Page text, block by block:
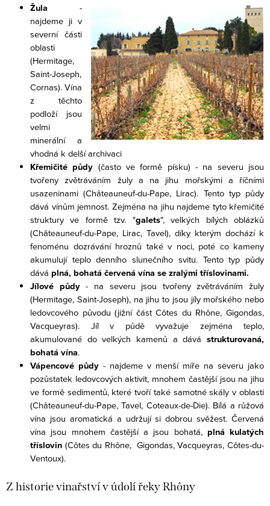
Žula -
najdeme ji v
severní části
oblasti
(Hermitage,
Saint-Joseph,
Cornas). Vína
z těchto
podloží jsou
velmi
minerální a
vhodná k delší archivaci
Křemičité půdy (často ve formě písku) - na severu jsou
tvořeny zvětráváním žuly a na jihu mořskými a říčními
usazeninami (Châteauneuf-du-Pape, Lirac). Tento typ půdy
dává vínům jemnost. Zejména na jihu najdeme tyto křemičité
struktury ve formě tzv. "galets", velkých bílých oblázků
(Châteauneuf-du-Pape, Lirac, Tavel), díky kterým dochází k
fenoménu dozrávání hroznů také v noci, poté co kameny
akumulují teplo denního slunečního svitu. Tento typ půdy
dává plná, bohatá červená vína se zralými tříslovinami.
Jílové půdy- na severu jsou tvořeny zvětráváním žuly
(Hermitage, Saint-Joseph), na jihu to jsou jíly mořského nebo
ledovcového původu (jižní část Côtes du Rhône, Gigondas,
Vacqueyras). Jíl v půdě vyvažuje zejména teplo,
akumulované do velkých kamenů a dává strukturovaná,
bohatá vína.
Vápencové půdy - najdeme v menší míře na severu jako
pozůstatek ledovcových aktivit, mnohem častější jsou na jihu
ve formě sedimentů, které tvoří také samotné skály v oblasti
(Châteauneuf-du-Pape, Tavel, Coteaux-de-Die). Bílá a růžová
vína jsou aromatická a udržují si dobrou svěžest. Červená
vína jsou mnohem častější a jsou bohatá,plná kulatých
tříslovin (Côtes du Rhône, Gigondas, Vacqueyras, Côtes-du-
Ventoux).
Z historie vinařství v údolí řeky Rhôny